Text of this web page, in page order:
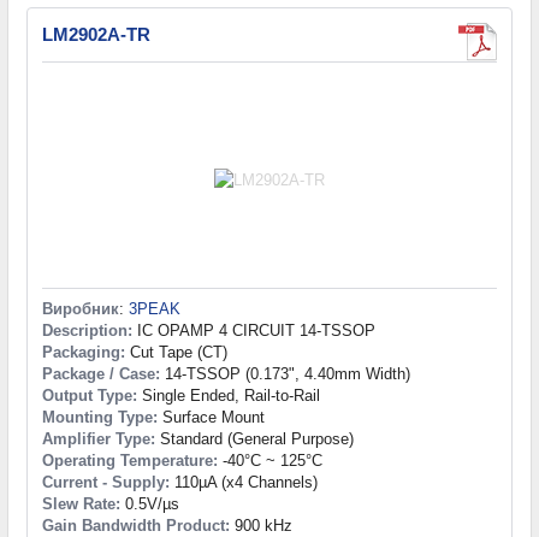
LM2902A-TR
Виробник: 3PEAK
Description: IC OPAMP 4 CIRCUIT 14-TSSOP
Packaging: Cut Tape (CT)
Package / Case: 14-TSSOP (0.173", 4.40mm Width)
Output Type: Single Ended, Rail-to-Rail
Mounting Type: Surface Mount
Amplifier Type: Standard (General Purpose)
Operating Temperature: -40°C ~ 125°C
Current - Supply: 110µA (x4 Channels)
Slew Rate: 0.5V/µs
Gain Bandwidth Product: 900 kHz